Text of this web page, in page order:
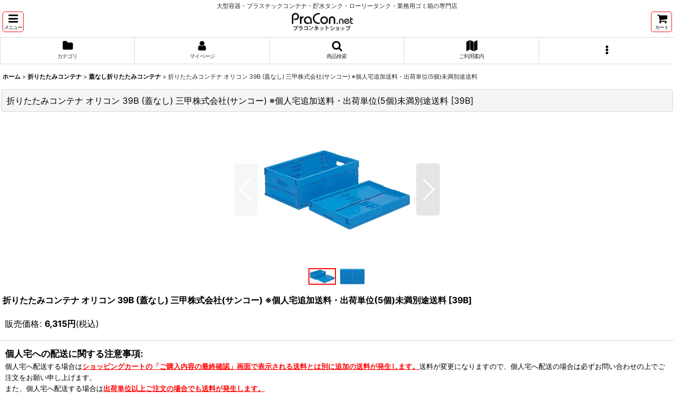
大型容器・プラスチックコンテナ・貯水タンク・ローリータンク・業務用ゴミ箱の専門店
メニュー カート
カテゴリ マイページ 商品検索 ご利用案内
ホーム > 折りたたみコンテナ > 蓋なし折りたたみコンテナ > 折りたたみコンテナ オリコン 39B (蓋なし) 三甲株式会社(サンコー) ※個人宅追加送料・出荷単位(5個)未満別途送料
折りたたみコンテナ オリコン 39B (蓋なし) 三甲株式会社(サンコー) ※個人宅追加送料・出荷単位(5個)未満別途送料 [39B]
折りたたみコンテナ オリコン 39B (蓋なし) 三甲株式会社(サンコー) ※個人宅追加送料・出荷単位(5個)未満別途送料 [39B]
販売価格: 6,315円(税込)
個人宅への配送に関する注意事項:
個人宅へ配送する場合はショッピングカートの「ご購入内容の最終確認」画面で表示される送料とは別に追加の送料が発生します。 送料が変更になりますので、個人宅へ配送の場合は必ずお問い合わせの上でご
注文をお願い申し上げます。
また、個人宅へ配送する場合は出荷単位以上ご注文の場合でも送料が発生します。